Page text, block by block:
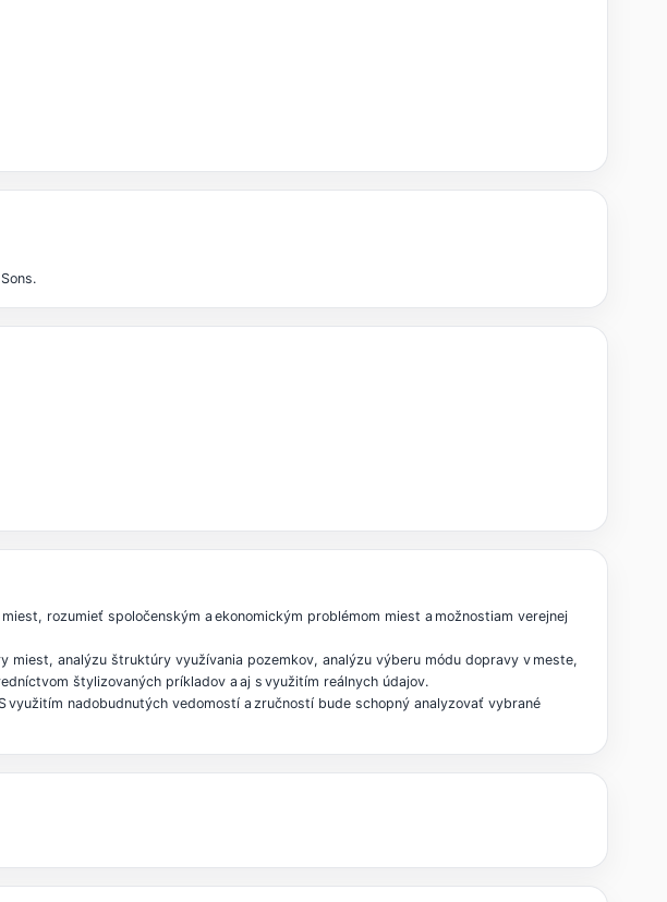
rozumieť spoločenským a ekonomickým problémom miest a možnostiam verejnej
analýzu štruktúry využívania pozemkov, analýzu výberu módu dopravy v meste,
štylizovaných príkladov a aj s využitím reálnych údajov.
nadobudnutých vedomostí a zručností bude schopný analyzovať vybrané